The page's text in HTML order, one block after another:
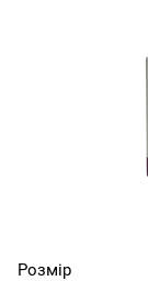
Розмір